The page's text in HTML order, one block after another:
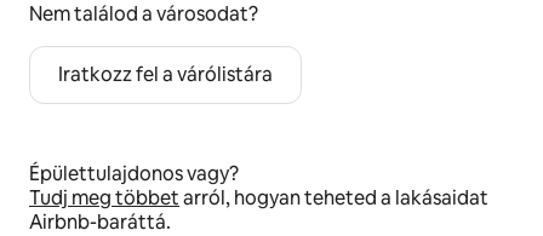
Nem találod a városodat?
Iratkozz fel a várólistára
Épülettulajdonos vagy?
Tudj meg többetarról, hogyan teheted a lakásaidat
Airbnb-baráttá.